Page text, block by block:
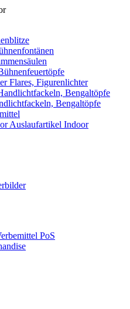
Flares, Figurenlichter
Bengaltöpfe
Auslaufartikel Indoor
PoS